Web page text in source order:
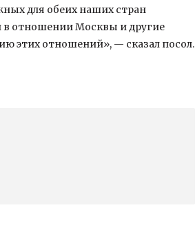
для обеих наших стран
в отношении Москвы и другие
этих отношений», — сказал посол.